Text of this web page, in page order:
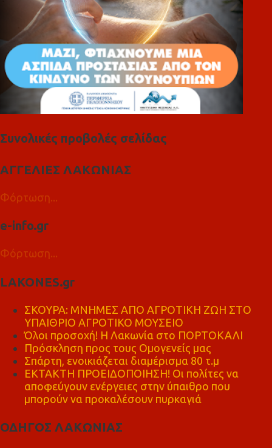
Συνολικές προβολές σελίδας
ΑΓΓΕΛΙΕΣ ΛΑΚΩΝΙΑΣ
Φόρτωση...
e-info.gr
Φόρτωση...
LAKONES.gr
ΣΚΟΥΡΑ: ΜΝΗΜΕΣ ΑΠΟ ΑΓΡΟΤΙΚΗ ΖΩΗ ΣΤΟ
ΥΠΑΙΘΡΙΟ ΑΓΡΟΤΙΚΟ ΜΟΥΣΕΙΟ
Όλοι προσοχή! Η Λακωνία στο ΠΟΡΤΟΚΑΛΙ
Πρόσκληση προς τους Ομογενείς μας
Σπάρτη, ενοικιάζεται διαμέρισμα 80 τ.μ
ΕΚΤΑΚΤΗ ΠΡΟΕΙΔΟΠΟΙΗΣΗ! Οι πολίτες να
αποφεύγουν ενέργειες στην ύπαιθρο που
μπορούν να προκαλέσουν πυρκαγιά
ΟΔΗΓΟΣ ΛΑΚΩΝΙΑΣ